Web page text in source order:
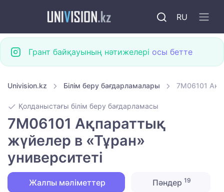
RU
Грант байқауының нәтижелері осы бетте
Univision.kz Білім беру бағдарламалары 7M06101
Қолданыстағы білім беру бағдарламасы
7M06101 Ақпараттық
жүйелер в «Тұран»
университеті
Жалпы мәліметтер Пәндер 19